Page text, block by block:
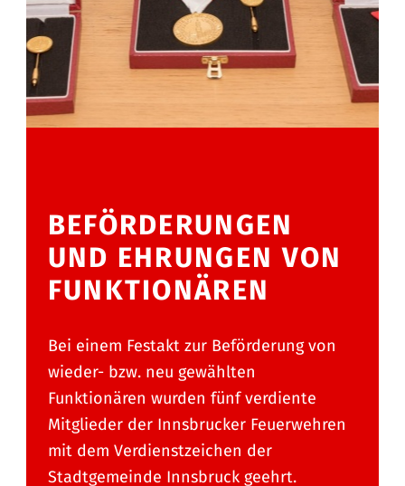
BEFÖRDERUNGEN
UND EHRUNGEN VON
FUNKTIONÄREN
Bei einem Festakt zur Beförderung von
wieder- bzw. neu gewählten
Funktionären wurden fünf verdiente
Mitglieder der Innsbrucker Feuerwehren
mit dem Verdienstzeichen der
Stadtgemeinde Innsbruck geehrt.